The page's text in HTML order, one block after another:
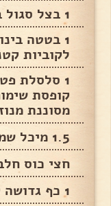
1 בצל סגול בינוני קצוץ
1 בטטה
לקוביות
קופסת
מסוננת
1.5 מיכל שמנת מתוקה (375 מ''ל)
חצי כוס
1 כף גדושה קמח רגיל